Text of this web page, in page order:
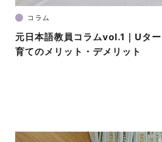
コラム
元日本語教員コラムvol.1｜Uタ
育てのメリット・デメリット